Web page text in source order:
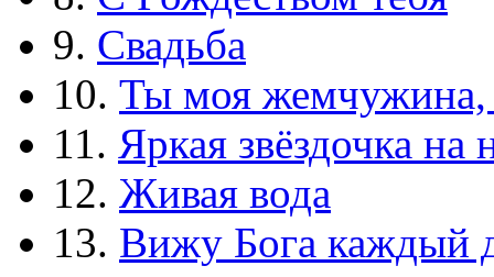
9. Свадьба
10. Ты моя жемчужина,
11. Яркая звёздочка на
12. Живая вода
13. Вижу Бога каждый